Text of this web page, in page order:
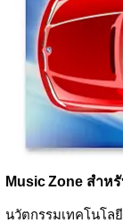
Music Zone สำห
นวัตกรรมเทคโนโล